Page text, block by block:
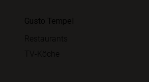
Gusto Tempel
Restaurants
TV-Köche